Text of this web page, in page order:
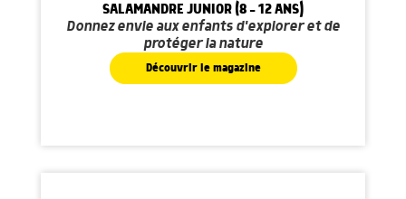
SALAMANDRE JUNIOR (8 - 12 ANS)
Donnez envie aux enfants d'explorer et de
protéger la nature
Découvrir le magazine